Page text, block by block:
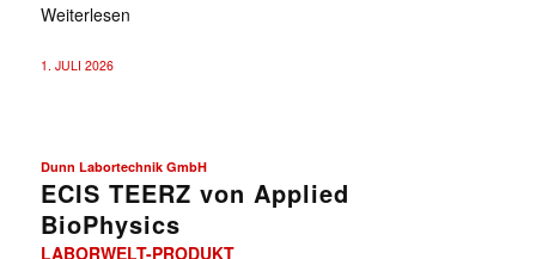
Weiterlesen
1. JULI 2026
Dunn Labortechnik GmbH
ECIS TEERZ von Applied
BioPhysics
LABORWELT-PRODUKT